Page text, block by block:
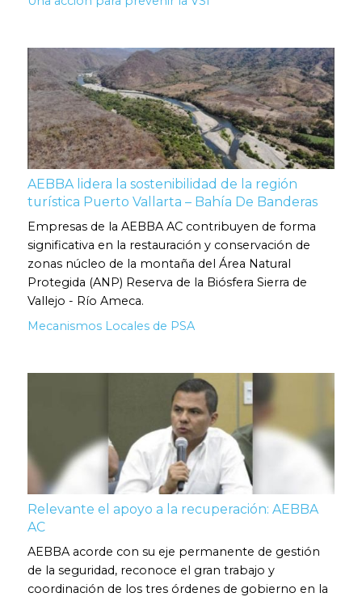
AEBBA lidera la sostenibilidad de la región
turística Puerto Vallarta – Bahía De Banderas
Empresas de la AEBBA AC contribuyen de forma
significativa en la restauración y conservación de
zonas núcleo de la montaña del Área Natural
Protegida (ANP) Reserva de la Biósfera Sierra de
Vallejo - Río Ameca.
Mecanismos Locales de PSA
Relevante el apoyo a la recuperación: AEBBA
AC
AEBBA acorde con su eje permanente de gestión
de la seguridad, reconoce el gran trabajo y
coordinación de los tres órdenes de gobierno en la